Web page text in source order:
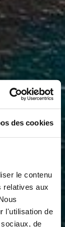
des cookies
le contenu
relatives aux
l'utilisation de
de